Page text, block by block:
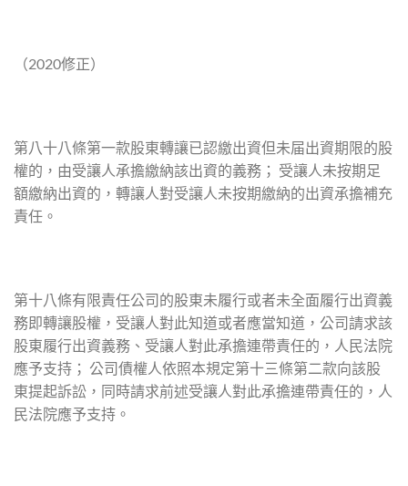
（2020修正）
第八十八條第一款股東轉讓已認繳出資但未届出資期限的股
權的，由受讓人承擔繳納該出資的義務； 受讓人未按期足
額繳納出資的，轉讓人對受讓人未按期繳納的出資承擔補充
責任。
第十八條有限責任公司的股東未履行或者未全面履行出資義
務即轉讓股權，受讓人對此知道或者應當知道，公司請求該
股東履行出資義務、受讓人對此承擔連帶責任的，人民法院
應予支持； 公司債權人依照本規定第十三條第二款向該股
東提起訴訟，同時請求前述受讓人對此承擔連帶責任的，人
民法院應予支持。